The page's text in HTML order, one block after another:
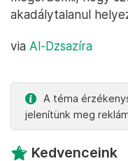
akadálytalanul
via Al-Dzsazíra
A téma
jelenítünk meg
Kedvenceink